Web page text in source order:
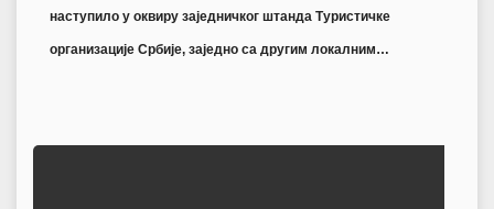
наступило у оквиру заједничког штанда Туристичке
организације Србије, заједно са другим локалним…